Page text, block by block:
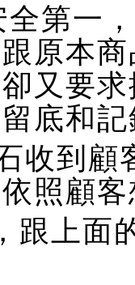
第一
原本
又要
底和
收到顧
照顧
跟上面